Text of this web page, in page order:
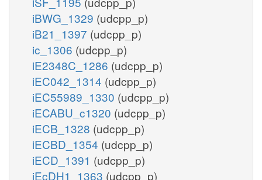
iBWG_1329 (udcpp_p)
iB21_1397 (udcpp_p)
ic_1306 (udcpp_p)
iE2348C_1286 (udcpp_p)
iEC042_1314 (udcpp_p)
iEC55989_1330 (udcpp_p)
iECABU_c1320 (udcpp_p)
iECB_1328 (udcpp_p)
iECBD_1354 (udcpp_p)
iECD_1391 (udcpp_p)
iEcDH1_1363 (udcpp_p)